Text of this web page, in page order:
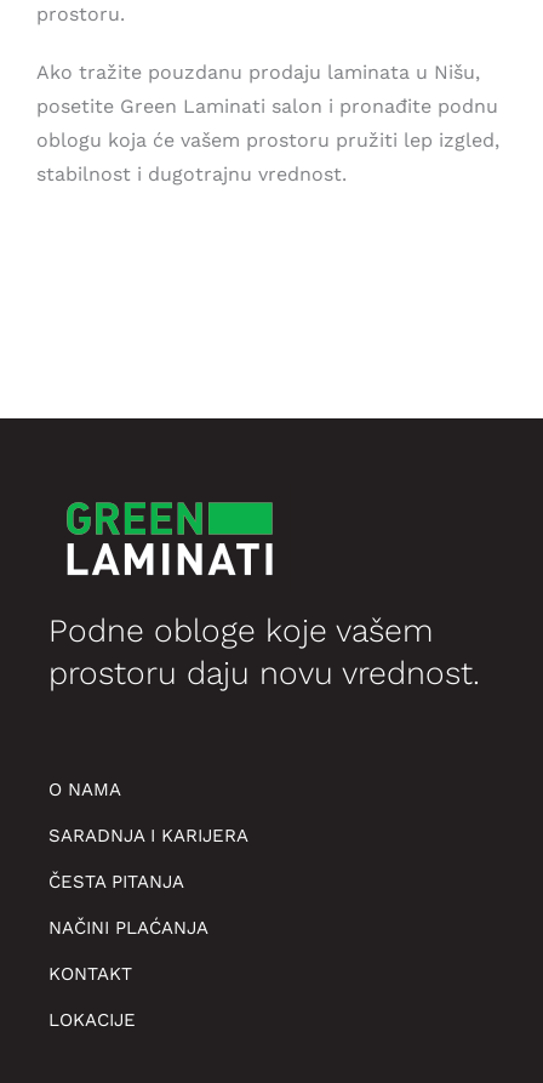
prostoru.
Ako tražite pouzdanu prodaju laminata u Nišu,
posetite Green Laminati salon i pronađite podnu
oblogu koja će vašem prostoru pružiti lep izgled,
stabilnost i dugotrajnu vrednost.
Podne obloge koje vašem
prostoru daju novu vrednost.
O NAMA
SARADNJA I KARIJERA
ČESTA PITANJA
NAČINI PLAĆANJA
KONTAKT
LOKACIJE